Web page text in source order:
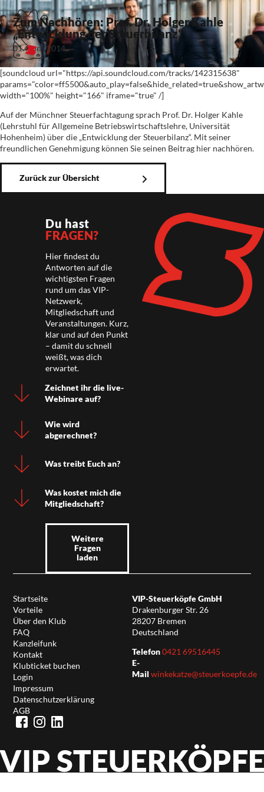
Zum Nachhören: Prof. Dr. Holger Kahle
„Entwicklung der Steuerbilanz“
01. April 2014
[soundcloud url="https://api.soundcloud.com/tracks/142315638"
width="100%" height="166" iframe="true" /]
Auf der Münchner Steuerfachtagung sprach Prof. Dr. Holger Kahle
(Lehrstuhl für Allgemeine Betriebswirtschaftslehre, Universität
Hohenheim) über die „Entwicklung der Steuerbilanz“. Mit seiner
freundlichen Genehmigung können Sie seinen Beitrag hier nachhören.
Zurück zur Übersicht
Du hast
FRAGEN?
Hier findest du
Antworten auf die
wichtigsten Fragen
rund um das VIP-
Netzwerk,
Mitgliedschaft und
Veranstaltungen. Kurz,
klar und auf den Punkt
– damit du schnell
weißt, was dich
erwartet.
Zeichnet ihr die live-
Webinare auf?
Wie wird
abgerechnet?
Was treibt Euch an?
Was kostet mich die
Mitgliedschaft?
Weitere
Fragen
laden
Startseite
Vorteile
Über den Klub
FAQ
Kanzleifunk
Kontakt
Klubticket buchen
Login
Impressum
Datenschutzerklärung
AGB
VIP-Steuerköpfe GmbH
Drakenburger Str. 26
28207 Bremen
Deutschland
Telefon0421 69516445
E-
Mail winkekatze@steuerkoepfe.de